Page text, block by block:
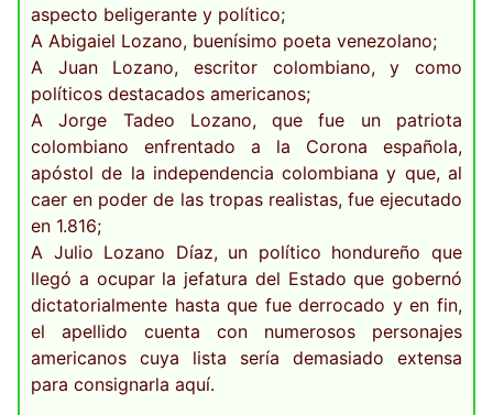
aspecto beligerante y político;
A Abigaiel Lozano, buenísimo poeta venezolano;
A Juan Lozano, escritor colombiano, y como
políticos destacados americanos;
A Jorge Tadeo Lozano, que fue un patriota
colombiano enfrentado a la Corona española,
apóstol de la independencia colombiana y que, al
caer en poder de las tropas realistas, fue ejecutado
en 1.816;
A Julio Lozano Díaz, un político hondureño que
llegó a ocupar la jefatura del Estado que gobernó
dictatorialmente hasta que fue derrocado y en fin,
el apellido cuenta con numerosos personajes
americanos cuya lista sería demasiado extensa
para consignarla aquí.